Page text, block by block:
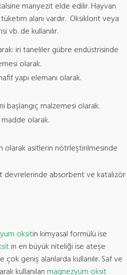
manyezit elde edilir. Hayvan
alanı vardır. Oksiklorit veya
vb. de kullanılır.
iri taneliler gübre endüstrisinde
olarak.
yapı elemanı olarak.
başlangıç malzemesi olarak.
olarak.
olarak asitlerin nötrleştirilmesinde
devrelerinde absorbent ve katalizör
oksitin kimyasal formülü ise
in en büyük niteliği ise ateşe
çok geniş alanlarda kullanılır. Saf ve
kullanılanmagnezyum oksit